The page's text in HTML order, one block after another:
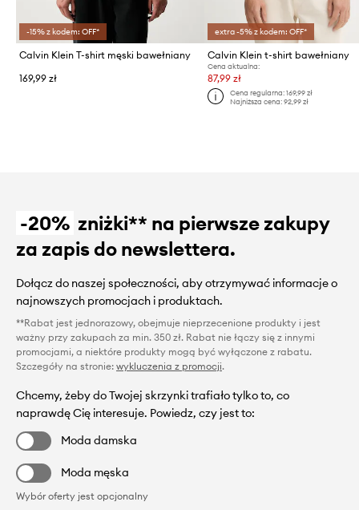
-15% z kodem: OFF*
Calvin Klein T-shirt męski bawełniany
169,99 zł
extra -5% z kodem: OFF*
Calvin Klein t-shirt bawełniany
Cena aktualna:
87,99 zł
Cena regularna: 169,99 zł
Najniższa cena: 92,99 zł
-20% zniżki** na pierwsze zakupy
za zapis do newslettera.
Dołącz do naszej społeczności, aby otrzymywać informacje o
najnowszych promocjach i produktach.
**Rabat jest jednorazowy, obejmuje nieprzecenione produkty i jest
ważny przy zakupach za min. 350 zł. Rabat nie łączy się z innymi
promocjami, a niektóre produkty mogą być wyłączone z rabatu.
Szczegóły na stronie: wykluczenia z promocji.
Chcemy, żeby do Twojej skrzynki trafiało tylko to, co
naprawdę Cię interesuje. Powiedz, czy jest to:
Moda damska
Moda męska
Wybór oferty jest opcjonalny